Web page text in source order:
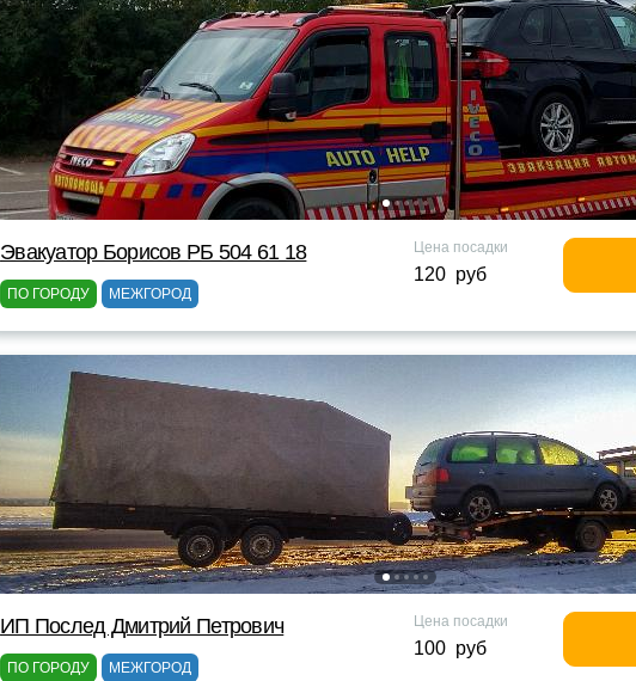
Эвакуатор Борисов РБ 504 61 18
ПО ГОРОДУ МЕЖГОРОД
Цена посадки
120 руб
ИП Послед Дмитрий Петрович
ПО ГОРОДУ МЕЖГОРОД
Цена посадки
100 руб